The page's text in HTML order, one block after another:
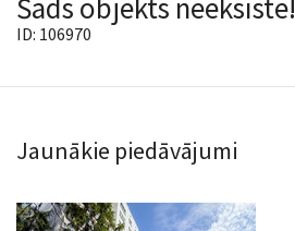
Uzņēmums
Šāds objekts neeksistē!
ID: 106970
Jaunākie piedāvājumi